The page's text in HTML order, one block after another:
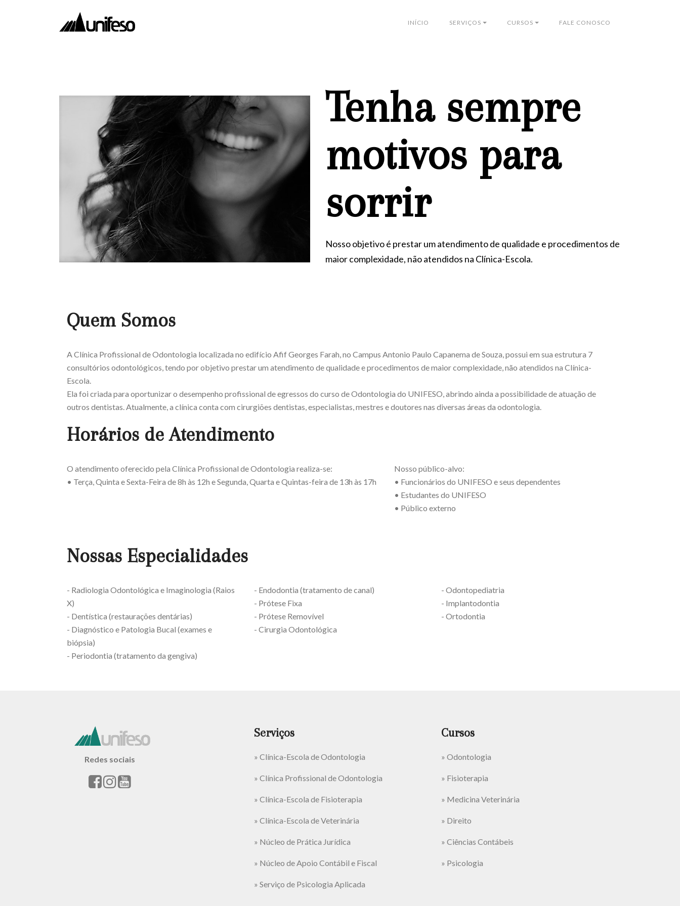
INÍCIO SERVIÇOS CURSOS FALE CONOSCO
Tenha sempre
motivos para
sorrir
Nosso objetivo é prestar um atendimento de qualidade e procedimentos de
maior complexidade, não atendidos na Clínica-Escola.
Quem Somos
A Clínica Profissional de Odontologia localizada no edifício Afif Georges Farah, no Campus Antonio Paulo Capanema de Souza, possui em sua estrutura 7
consultórios odontológicos, tendo por objetivo prestar um atendimento de qualidade e procedimentos de maior complexidade, não atendidos na Clínica-
Escola.
Ela foi criada para oportunizar o desempenho profissional de egressos do curso de Odontologia do UNIFESO, abrindo ainda a possibilidade de atuação de
outros dentistas. Atualmente, a clínica conta com cirurgiões dentistas, especialistas, mestres e doutores nas diversas áreas da odontologia.
Horários de Atendimento
O atendimento oferecido pela Clínica Profissional de Odontologia realiza-se:
• Terça, Quinta e Sexta-Feira de 8h às 12h e Segunda, Quarta e Quintas-feira de 13h às 17h
Nosso público-alvo:
• Funcionários do UNIFESO e seus dependentes
• Estudantes do UNIFESO
• Público externo
Nossas Especialidades
- Radiologia Odontológica e Imaginologia (Raios
X)
- Dentística (restaurações dentárias)
- Diagnóstico e Patologia Bucal (exames e
biópsia)
- Periodontia (tratamento da gengiva)
- Endodontia (tratamento de canal)
- Prótese Fixa
- Prótese Removível
- Cirurgia Odontológica
- Odontopediatria
- Implantodontia
- Ortodontia
Redes sociais
Serviços
» Clínica-Escola de Odontologia
» Clínica Profissional de Odontologia
» Clínica-Escola de Fisioterapia
» Clínica-Escola de Veterinária
» Núcleo de Prática Jurídica
» Núcleo de Apoio Contábil e Fiscal
» Serviço de Psicologia Aplicada
Cursos
» Odontologia
» Fisioterapia
» Medicina Veterinária
» Direito
» Ciências Contábeis
» Psicologia